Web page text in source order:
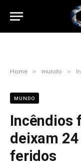
Home » mundo »
MUNDO
Incêndios
deixam
feridos